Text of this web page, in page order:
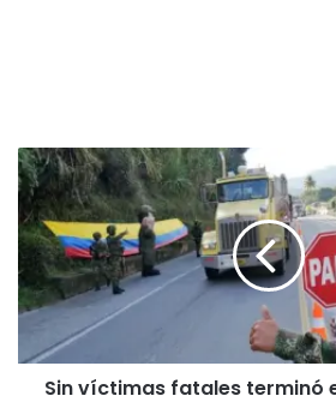
S
i
n
v
c
t
m
Sin víctimas fatales terminó